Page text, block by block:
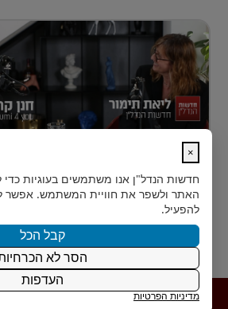
הראשון?
רבים מאיתנו הישראלים חולמים על
נתקעים בשלב הראשון.
15.12.2024 קרא עוד
פרטיות|
×
חדשות הנדל"ן אנו משתמשים בעוגיות
האתר ולשפר את חוויית המשתמש. אפשר
להפעיל.
קבל הכל
הסר לא
העדפות
מדיניות הפרטיות